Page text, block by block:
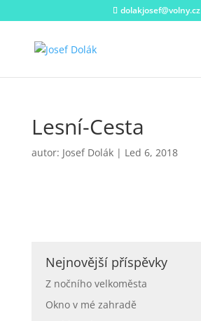
dolakjosef@volny.cz
Lesní-Cesta
autor: Josef Dolák| Led 6, 2018
Nejnovější příspěvky
Z nočního velkoměsta
Okno v mé zahradě